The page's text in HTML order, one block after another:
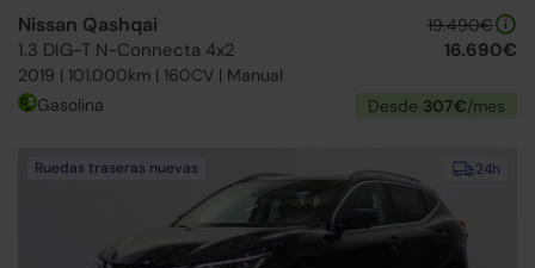
Nissan Qashqai
1.3 DIG-T N-Connecta 4x2
2019 | 101.000km | 160CV | Manual
19.490€
16.690€
Gasolina Desde 307€/mes
24h
Ruedas traseras nuevas